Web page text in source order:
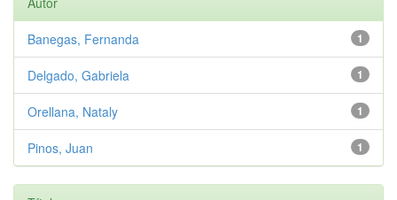
1
Banegas, Fernanda
1
Delgado, Gabriela
1
Orellana, Nataly
1
Pinos, Juan